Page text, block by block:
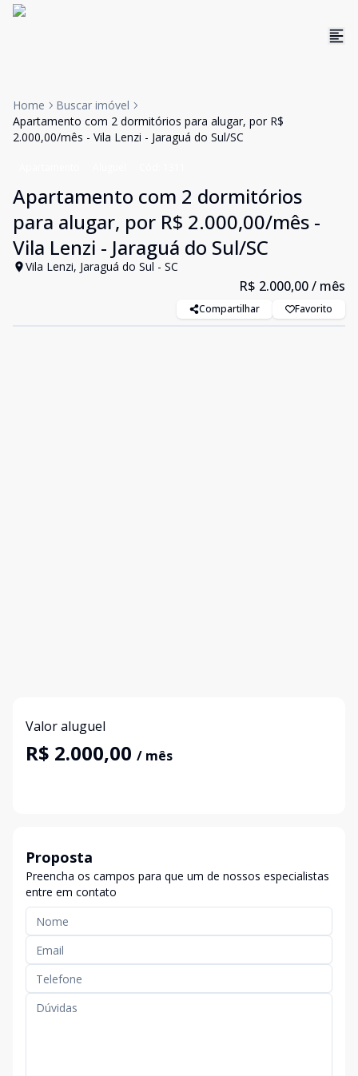
Home
Buscar imóvel
Apartamento com 2 dormitórios para alugar, por R$
2.000,00/mês - Vila Lenzi - Jaraguá do Sul/SC
Apartamento com 2 dormitórios
para alugar, por R$ 2.000,00/mês -
Vila Lenzi - Jaraguá do Sul/SC
Vila Lenzi, Jaraguá do Sul - SC
R$ 2.000,00/ mês
Compartilhar Favorito
Valor aluguel
R$ 2.000,00 / mês
Proposta
Preencha os campos para que um de nossos especialistas
entre em contato